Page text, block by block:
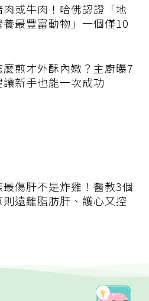
或牛肉！哈佛認證「地
養最豐富動物」一個僅10
麼煎才外酥內嫩？主廚曝7
讓新手也能一次成功
最傷肝不是炸雞！醫教3個
則遠離脂肪肝、護心又控